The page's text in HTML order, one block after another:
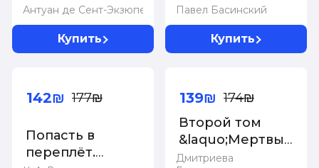
Антуан де Сент-Экзюпери
Купить
Павел Басинский
Константина
Левина
Купить
Попасть в
переплёт.
142₪ 177₪
Дмитриева
Второй том
&laquo;Мертвых
душ&raquo;:
139₪ 174₪